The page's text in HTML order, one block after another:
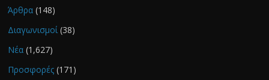
Άρθρα (148)
Διαγωνισμοί (38)
Νέα (1,627)
Προσφορές (171)